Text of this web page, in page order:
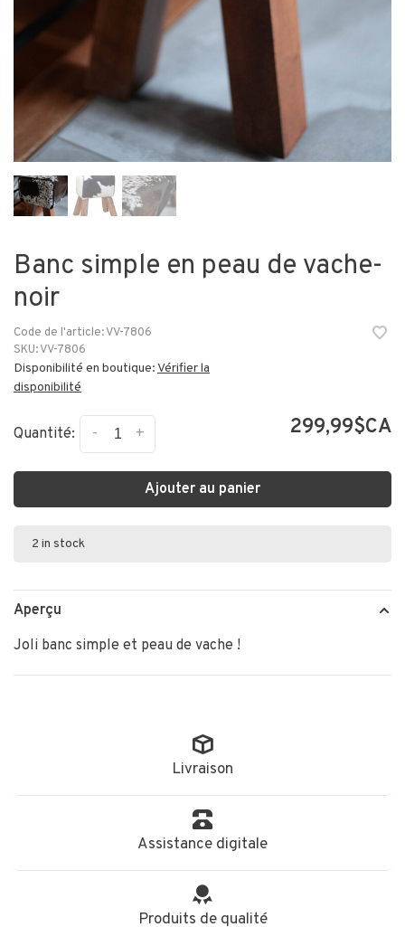
Banc simple en peau de vache-
noir
Code de l'article:VV-7806
SKU:VV-7806
Disponibilité en boutique:Vérifier la
disponibilité
Quantité: +
- 299,99$CA
Ajouter au panier
2 in stock
Aperçu
Joli banc simple et peau de vache !
Livraison
Assistance digitale
Produits de qualité